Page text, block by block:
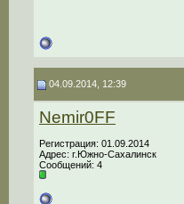
04.09.2014, 12:39
Nemir0FF
Регистрация: 01.09.2014
Адрес: г.Южно-Сахалинск
Сообщений: 4